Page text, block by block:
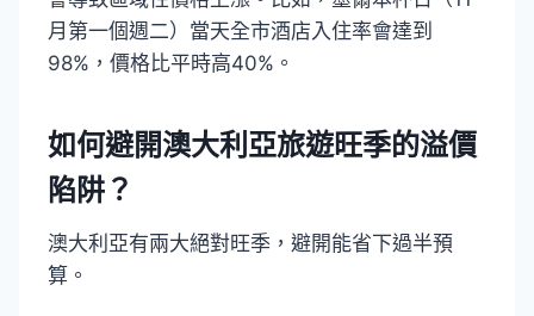
月第一個週二）當天全市酒店入住率會達到
98%，價格比平時高40%。
如何避開澳大利亞旅遊旺季的溢價
陷阱？
澳大利亞有兩大絕對旺季，避開能省下過半預
算。